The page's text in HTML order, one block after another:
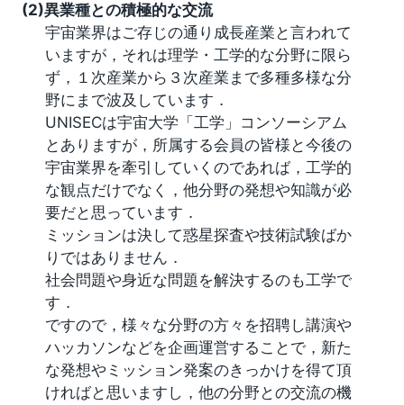
(2)異業種との積極的な交流
宇宙業界はご存じの通り成長産業と言われて
いますが，それは理学・工学的な分野に限ら
ず，１次産業から３次産業まで多種多様な分
野にまで波及しています．
UNISECは宇宙大学「工学」コンソーシアム
とありますが，所属する会員の皆様と今後の
宇宙業界を牽引していくのであれば，工学的
な観点だけでなく，他分野の発想や知識が必
要だと思っています．
ミッションは決して惑星探査や技術試験ばか
りではありません．
社会問題や身近な問題を解決するのも工学で
す．
ですので，様々な分野の方々を招聘し講演や
ハッカソンなどを企画運営することで，新た
な発想やミッション発案のきっかけを得て頂
ければと思いますし，他の分野との交流の機